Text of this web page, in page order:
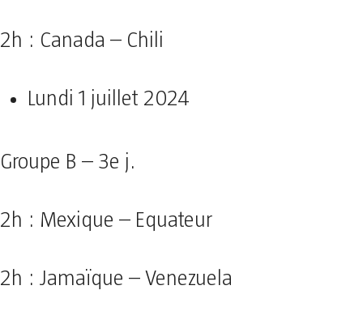
2h : Canada – Chili
Lundi 1 juillet 2024
Groupe B – 3e j.
2h : Mexique – Equateur
2h : Jamaïque – Venezuela